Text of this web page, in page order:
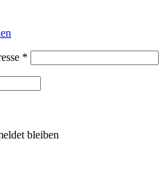
*
bleiben